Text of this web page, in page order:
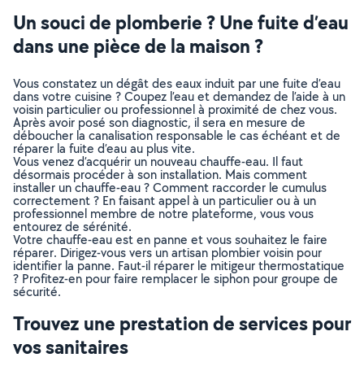
Un souci de plomberie ? Une fuite d’eau
dans une pièce de la maison ?
Vous constatez un dégât des eaux induit par une fuite d’eau
dans votre cuisine ? Coupez l’eau et demandez de l’aide à un
voisin particulier ou professionnel à proximité de chez vous.
Après avoir posé son diagnostic, il sera en mesure de
déboucher la canalisation responsable le cas échéant et de
réparer la fuite d’eau au plus vite.
Vous venez d’acquérir un nouveau chauffe-eau. Il faut
désormais procéder à son installation. Mais comment
installer un chauffe-eau ? Comment raccorder le cumulus
correctement ? En faisant appel à un particulier ou à un
professionnel membre de notre plateforme, vous vous
entourez de sérénité.
Votre chauffe-eau est en panne et vous souhaitez le faire
réparer. Dirigez-vous vers un artisan plombier voisin pour
identifier la panne. Faut-il réparer le mitigeur thermostatique
? Profitez-en pour faire remplacer le siphon pour groupe de
sécurité.
Trouvez une prestation de services pour
vos sanitaires